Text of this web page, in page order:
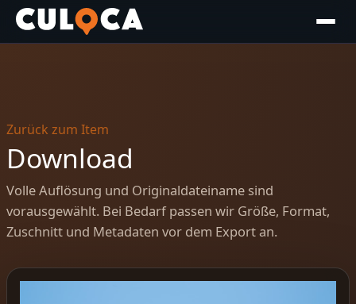
Zurück zum Item
Download
Volle Auflösung und Originaldateiname sind
vorausgewählt. Bei Bedarf passen wir Größe, Format,
Zuschnitt und Metadaten vor dem Export an.